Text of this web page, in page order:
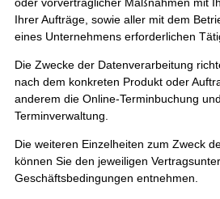
Ihrer Aufträge, sowie aller mit dem
eines Unternehmens erforderlichen
Die Zwecke der Datenverarbeitung
nach dem konkreten Produkt oder
anderem die Online-Terminbuchung
Terminverwaltung.
Die weiteren Einzelheiten zum Zweck
können Sie den jeweiligen
Geschäftsbedingungen entnehmen.